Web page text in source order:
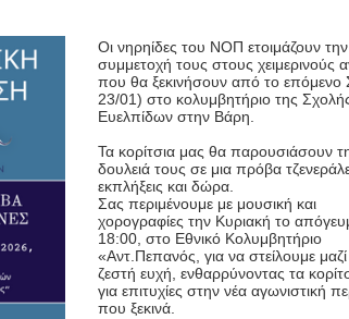
Οι νηρηίδες του ΝΟΠ ετοιμάζουν την
συμμετοχή τους στους χειμερινούς
που θα ξεκινήσουν από το επόμενο
23/01) στο κολυμβητήριο της
Ευελπίδων στην Βάρη.
Τα κορίτσια μας θα παρουσιάσουν
δουλειά τους σε μια πρόβα
εκπλήξεις και δώρα.
Σας περιμένουμε με μουσική και
χορογραφίες την Κυριακή το
18:00, στο Εθνικό Κολυμβητήριο
«Αντ.Πεπανός, για να στείλουμε μαζί
ζεστή ευχή, ενθαρρύνοντας τα
για επιτυχίες στην νέα αγωνιστική
που ξεκινά.